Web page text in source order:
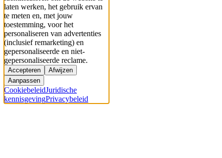
laten werken, het gebruik ervan
te meten en, met jouw
toestemming, voor het
personaliseren van advertenties
(inclusief remarketing) en
gepersonaliseerde en niet-
gepersonaliseerde reclame.
Accepteren
Afwijzen
Aanpassen
CookiebeleidJuridische
kennisgevingPrivacybeleid